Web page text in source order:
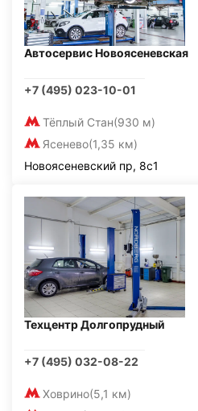
Автосервис Новоясеневская
+7 (495) 023-10-01
Тёплый Стан(930 м)
Ясенево(1,35 км)
Новоясеневский пр, 8с1
Техцентр Долгопрудный
+7 (495) 032-08-22
Ховрино(5,1 км)